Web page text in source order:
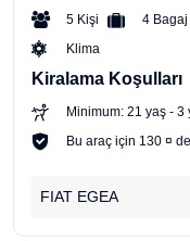
5 Kişi 4 Bagaj
Klima
Kiralama Koşulları
Minimum: 21 yaş - 3
Bu araç için 130 ¤
FIAT EGEA